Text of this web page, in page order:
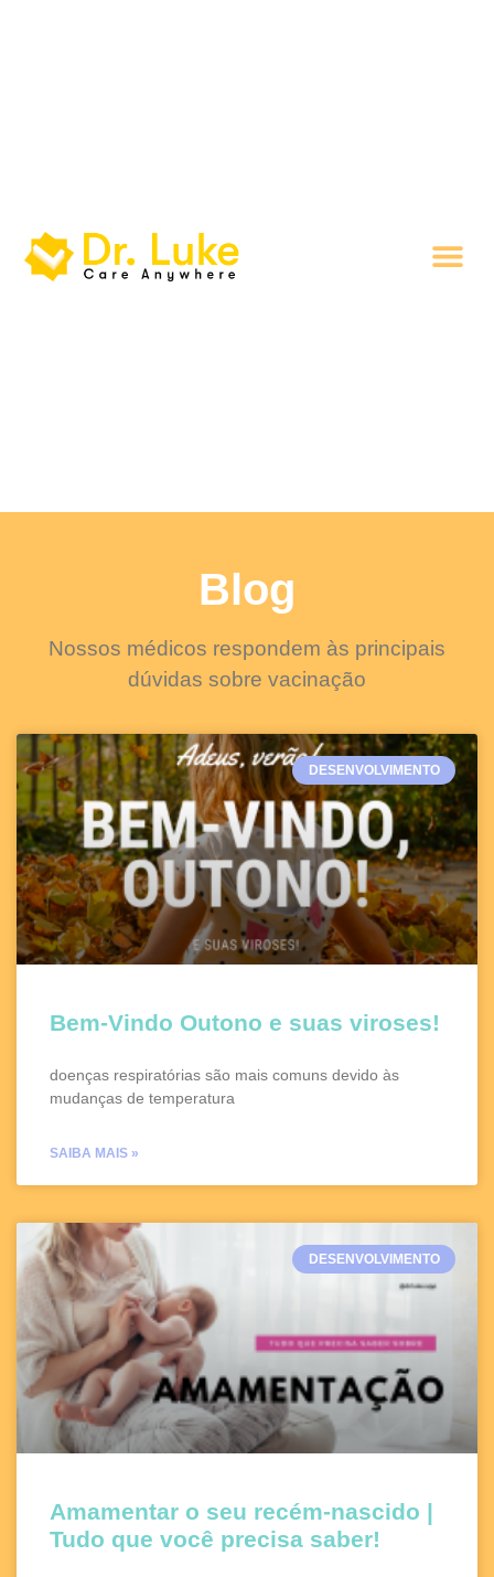
Blog
Nossos médicos respondem às principais
dúvidas sobre vacinação
DESENVOLVIMENTO
Bem-Vindo Outono e suas viroses!
doenças respiratórias são mais comuns devido às
mudanças de temperatura
SAIBA MAIS »
DESENVOLVIMENTO
Amamentar o seu recém-nascido |
Tudo que você precisa saber!